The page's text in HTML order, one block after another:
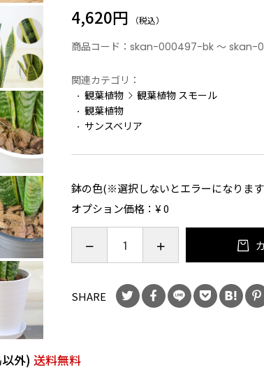
4,620円 （税込）
商品コード：skan-000497-bk ～ skan-
関連カテゴリ：
観葉植物
観葉植物 スモール
観葉植物
サンスベリア
鉢の色(※選択しないとエラーになりま
オプション価格：¥0
SHARE
外) 送料無料